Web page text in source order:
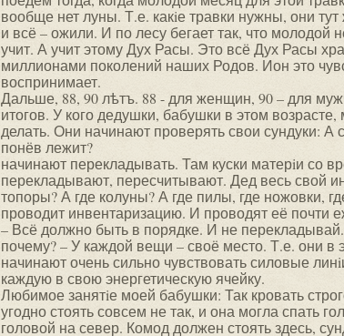
вообще нет луны. Т.е. какiе травки нужны, они
и всё – ожили. И по лесу бегает так, что молодой
учит. А учит этому Дух Расы. Это всё Дух Расы
миллионами поколений наших Родов. Ион это
воспринимает.
Дальше, 88, 90 лѣтъ. 88 - для женщин, 90 – для
итогов. У кого дедушки, бабушки в этом
делать. Они начинают проверять свои сундуки: А
понёв лежит?
начинают перекладывать. Там куски матерiи со
перекладывают, пересчитывают. Дед весь свой
топоры? А где колуны? А где пилы, где ножовки,
проводит инвентаризацию. И проводят её почти
– Всё должно быть в порядке. И не
почему? – У каждой вещи – своё место. Т.е. они в
начинают очень сильно чувствовать силовые
каждую в свою энергетическую ячейку.
Любимое занятiе моей бабушки: Так кровать
угодно стоять совсем не так, и она могла спать
головой на север. Комод должен стоять здесь,